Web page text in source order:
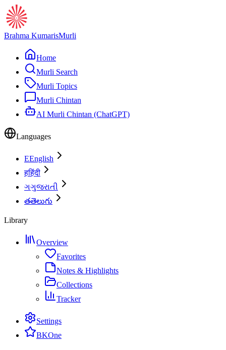
Brahma KumarisMurli
Home
Murli Search
Murli Topics
Murli Chintan
AI Murli Chintan (ChatGPT)
Languages
EEnglish
हहिंदी
ગગુજરાતી
తతెలుగు
Library
Overview
Favorites
Notes & Highlights
Collections
Tracker
Settings
BKOne